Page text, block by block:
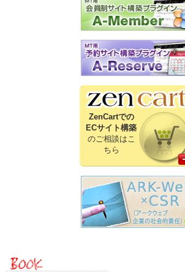
ZenCartでの
ECサイト構築
のご相談はこ
ちら